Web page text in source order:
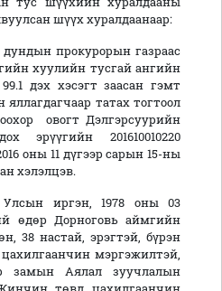
шүүх хуралдаанаар:
прокурорын газраас
хуулийн тусгай ангийн
дэх хэсэгт заасан гэмт
яллагдагчаар татах тогтоол
овогт Дэлгэрсуурийн
эрүүгийн 201610010220
оны 11 дүгээр сарын 15-ны
хэлэлцэв.
иргэн, 1978 оны 03
өдөр Дорноговь аймгийн
38 настай, эрэгтэй, бүрэн
мэргэжилтэй,
замын Аялал зуучлалын